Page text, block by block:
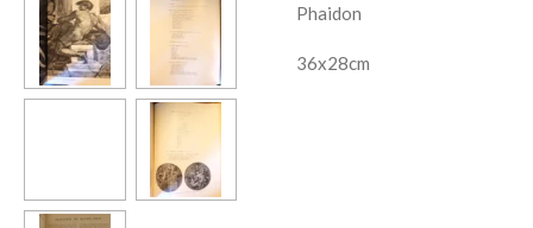
Phaidon
36x28cm